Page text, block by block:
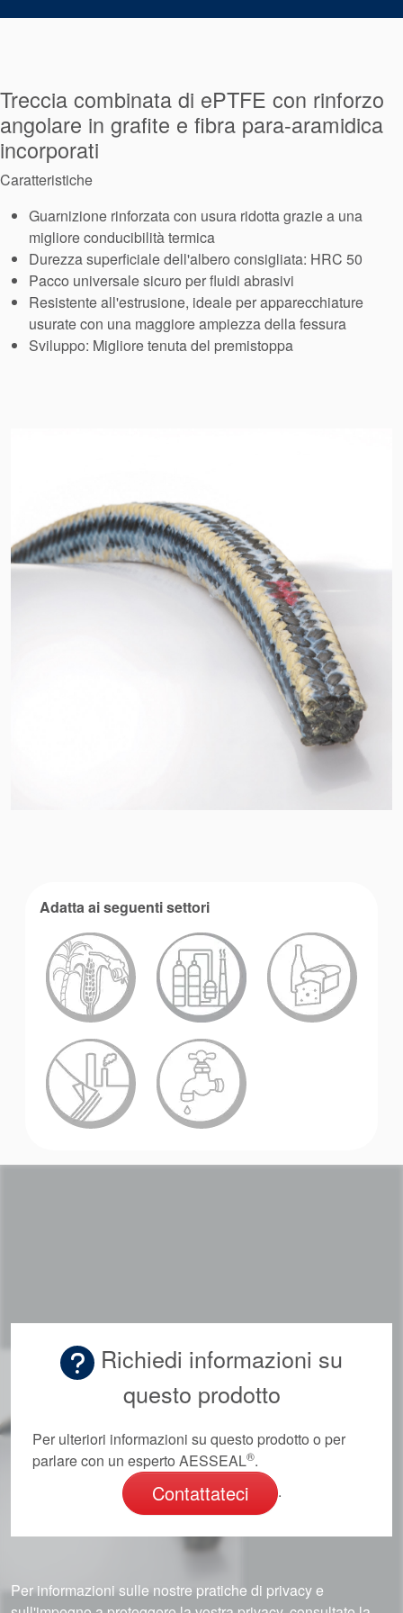
Sistema di
guarnizioni
Certificazioni e standard
Accademia
brochure prodotto
Treccia combinata di ePTFE con rinforzo
angolare in grafite e fibra para-aramidica
incorporati
Caratteristiche
Guarnizione rinforzata con usura ridotta grazie a una
migliore conducibilità termica
Durezza superficiale dell'albero consigliata: HRC 50
Pacco universale sicuro per fluidi abrasivi
Resistente all'estrusione, ideale per apparecchiature
usurate con una maggiore ampiezza della fessura
Sviluppo: Migliore tenuta del premistoppa
Adatta ai seguenti settori
Richiedi informazioni su
questo prodotto
Per ulteriori informazioni su questo prodotto o per
parlare con un esperto AESSEAL®.
Contattateci .
Per informazioni sulle nostre pratiche di privacy e